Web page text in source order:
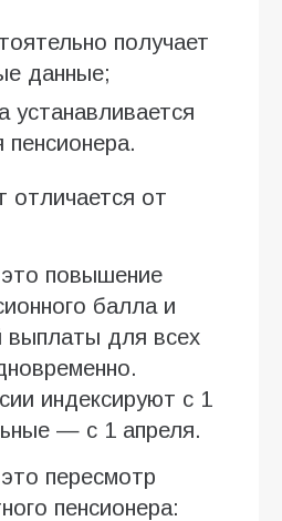
получает
данные;
устанавливается
пенсионера.
отличается от
повышение
балла и
выплаты для всех
индексируют с 1
— с 1 апреля.
пересмотр
пенсионера: